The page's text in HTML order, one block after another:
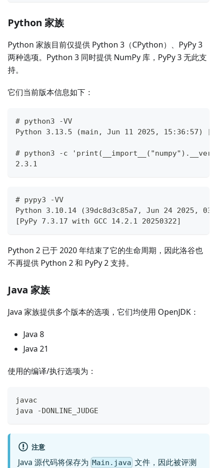
Python 家族
Python 家族目前仅提供 Python 3（CPython）、PyPy 3
两种选项。Python 3 同时提供 NumPy 库，PyPy 3 无此支
持。
它们当前版本信息如下：
# python3 -VV
Python 3.13.5 (main, Jun 11 2025, 15:36:57)
# python3 -c
2.3.1
# pypy3 -VV
Python 3.10.14 (39dc8d3c85a7, Jun 24 2025,
[PyPy 7.3.17 with GCC 14.2.1 20250322]
Python 2 已于 2020 年结束了它的生命周期，因此洛谷也
不再提供 Python 2 和 PyPy 2 支持。
Java 家族
Java 家族提供多个版本的选项，它们均使用 OpenJDK：
Java 8
Java 21
使用的编译/执行选项为：
javac
java -DONLINE_JUDGE
注意
Java 源代码将保存为 Main.java 文件，因此被评测